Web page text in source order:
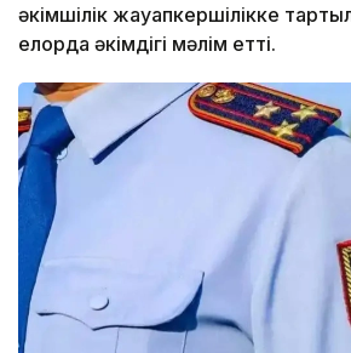
әкімшілік жауапкершілікке
елорда әкімдігі мәлім етті.